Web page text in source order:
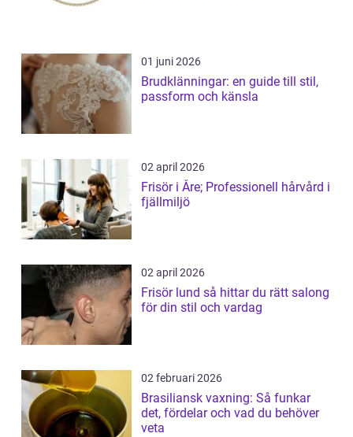
01 juni 2026
Brudklänningar: en guide till stil,
passform och känsla
02 april 2026
Frisör i Åre; Professionell hårvård i
fjällmiljö
02 april 2026
Frisör lund så hittar du rätt salong
för din stil och vardag
02 februari 2026
Brasiliansk vaxning: Så funkar
det, fördelar och vad du behöver
veta